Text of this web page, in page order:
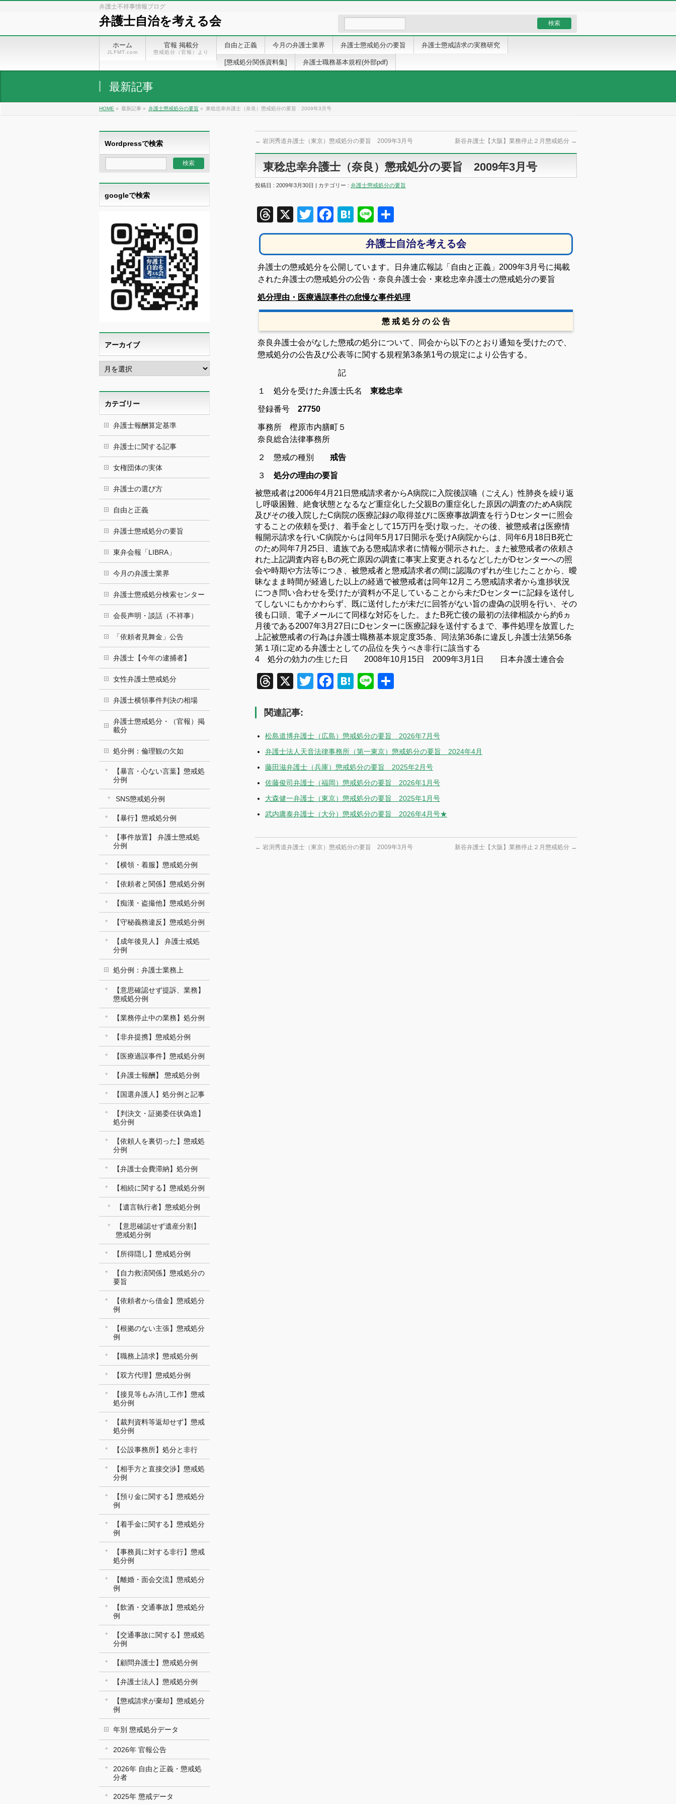
弁護士不祥事情報ブログ
弁護士自治を考える会
ホーム
JLFMT.com
官報 掲載分
懲戒処分（官報）より
自由と正義 今月の弁護士業界 弁護士懲戒処分の要旨 弁護士懲戒請求の実務研究
[懲戒処分関係資料集] 弁護士職務基本規程(外部pdf)
最新記事
HOME » 最新記事 » 弁護士懲戒処分の要旨 » 東稔忠幸弁護士（奈良）懲戒処分の要旨 2009年3月号
← 岩渕秀道弁護士（東京）懲戒処分の要旨 2009年3月号 新谷弁護士【大阪】業務停止２月懲戒処分 →
東稔忠幸弁護士（奈良）懲戒処分の要旨 2009年3月号
投稿日 : 2009年3月30日 | カテゴリー : 弁護士懲戒処分の要旨
Threads
X TwitterFacebook
Hatena
Line
有
弁護士自治を考える会
弁護士の懲戒処分を公開しています。日弁連広報誌「自由と正義」2009年3月号に掲載
された弁護士の懲戒処分の公告・奈良弁護士会・東稔忠幸弁護士の懲戒処分の要旨
処分理由・医療過誤事件の怠慢な事件処理
懲 戒 処 分 の 公 告
奈良弁護士会がなした懲戒の処分について、同会から以下のとおり通知を受けたので、
懲戒処分の公告及び公表等に関する規程第3条第1号の規定により公告する。
記
１ 処分を受けた弁護士氏名 東稔忠幸
登録番号 27750
事務所 樫原市内膳町５
奈良総合法律事務所
２ 懲戒の種別 戒告
３ 処分の理由の要旨
被懲戒者は2006年4月21日懲戒請求者からA病院に入院後誤嚥（ごえん）性肺炎を繰り返
し呼吸困難、絶食状態となるなど重症化した父親Bの重症化した原因の調査のためA病院
及びその後入院したC病院の医療記録の取得並びに医療事故調査を行うDセンターに照会
することの依頼を受け、着手金として15万円を受け取った。 その後、被懲戒者は医療情
報開示請求を行いC病院からは同年5月17日開示を受けA病院からは、同年6月18日B死亡
のため同年7月25日、遺族である懲戒請求者に情報が開示された。また被懲戒者の依頼さ
れた上記調査内容もBの死亡原因の調査に事実上変更されるなどしたがDセンターへの照
会や時期や方法等につき、被懲戒者と懲戒請求者の間に認識のずれが生じたことから、曖
昧なまま時間が経過した以上の経過で被懲戒者は同年12月ころ懲戒請求者から進捗状況
につき問い合わせを受けたが資料が不足していることから未だDセンターに記録を送付し
てしないにもかかわらず、既に送付したが未だに回答がない旨の虚偽の説明を行い、その
後も口頭、電子メールにて同様な対応をした。またB死亡後の最初の法律相談から約6ヵ
月後である2007年3月27日にDセンターに医療記録を送付するまで、事件処理を放置した
上記被懲戒者の行為は弁護士職務基本規定度35条、同法第36条に違反し弁護士法第56条
第１項に定める弁護士としての品位を失うべき非行に該当する
4 処分の効力の生じた日 2008年10月15日 2009年3月1日 日本弁護士連合会
Threads
X TwitterFacebook
Hatena
Line
関連記事:
松島道博弁護士（広島）懲戒処分の要旨 2026年7月号
弁護士法人天音法律事務所（第一東京）懲戒処分の要旨 2024年4月
藤田滋弁護士（兵庫）懲戒処分の要旨 2025年2月号
佐藤俊司弁護士（福岡）懲戒処分の要旨 2026年1月号
大森健一弁護士（東京）懲戒処分の要旨 2025年1月号
武内庸泰弁護士（大分）懲戒処分の要旨 2026年4月号★
← 岩渕秀道弁護士（東京）懲戒処分の要旨 2009年3月号 新谷弁護士【大阪】業務停止２月懲戒処分 →
Wordpressで検索
googleで検索
アーカイブ
ア
ー
イ
ブカテゴリー
弁護士報酬算定基準
弁護士に関する記事
女権団体の実体
弁護士の選び方
自由と正義
弁護士懲戒処分の要旨
東弁会報「LIBRA」
今月の弁護士業界
弁護士懲戒処分検索センター
会長声明・談話（不祥事）
「依頼者見舞金」公告
弁護士【今年の逮捕者】
女性弁護士懲戒処分
弁護士横領事件判決の相場
弁護士懲戒処分・（官報）掲
載分
処分例：倫理観の欠如
【暴言・心ない言葉】懲戒処
分例
SNS懲戒処分例
【暴行】懲戒処分例
【事件放置】 弁護士懲戒処
分例
【横領・着服】懲戒処分例
【依頼者と関係】懲戒処分例
【痴漢・盗撮他】懲戒処分例
【守秘義務違反】懲戒処分例
【成年後見人】 弁護士戒処
分例
処分例：弁護士業務上
【意思確認せず提訴、業務】
懲戒処分例
【業務停止中の業務】処分例
【非弁提携】懲戒処分例
【医療過誤事件】懲戒処分例
【弁護士報酬】 懲戒処分例
【国選弁護人】処分例と記事
【判決文・証拠委任状偽造】
処分例
【依頼人を裏切った】懲戒処
分例
【弁護士会費滞納】処分例
【相続に関する】懲戒処分例
【遺言執行者】懲戒処分例
【意思確認せず遺産分割】
懲戒処分例
【所得隠し】懲戒処分例
【自力救済関係】懲戒処分の
要旨
【依頼者から借金】懲戒処分
例
【根拠のない主張】懲戒処分
例
【職務上請求】懲戒処分例
【双方代理】懲戒処分例
【接見等もみ消し工作】懲戒
処分例
【裁判資料等返却せず】懲戒
処分例
【公設事務所】処分と非行
【相手方と直接交渉】懲戒処
分例
【預り金に関する】懲戒処分
例
【着手金に関する】懲戒処分
例
【事務員に対する非行】懲戒
処分例
【離婚・面会交流】懲戒処分
例
【飲酒・交通事故】懲戒処分
例
【交通事故に関する】懲戒処
分例
【顧問弁護士】懲戒処分例
【弁護士法人】懲戒処分例
【懲戒請求が棄却】懲戒処分
例
年別 懲戒処分データ
2026年 官報公告
2026年 自由と正義・懲戒処
分者
2025年 懲戒データ